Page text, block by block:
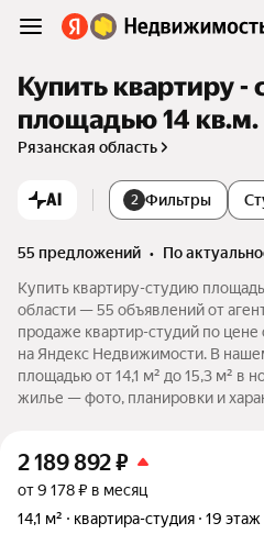
Купить квартиру -
площадью 14 кв.м.
Рязанская область
AI 2 Фильтры
55 предложений •
по
Купить квартиру-студию
области — 55 объявлений от
продаже квартир-студий по
на Яндекс Недвижимости. В
площадью от 14,1 м² до 15,3 м² в
жилье — фото, планировки и
2 189 892₽
от 9 178 ₽ в месяц
14,1 м²
квартира-студия 19 этаж